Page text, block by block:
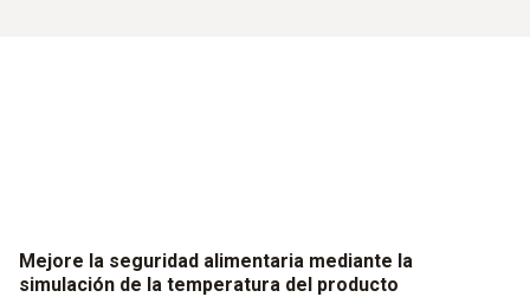
Mejore la seguridad alimentaria mediante la
simulación de la temperatura del producto